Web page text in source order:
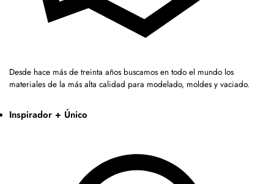
Desde hace más de treinta años buscamos en todo el mundo los
materiales de la más alta calidad para modelado, moldes y vaciado.
Inspirador + Único